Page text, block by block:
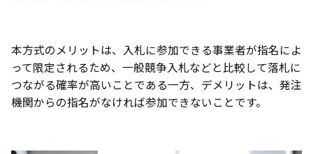
本方式のメリットは、入札に参加できる事業者が指名によ
って限定されるため、一般競争入札などと比較して落札に
つながる確率が高いことである一方、デメリットは、発注
機関からの指名がなければ参加できないことです。